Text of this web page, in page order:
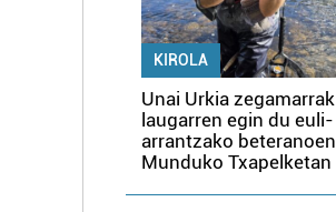
KIROLA
Unai Urkia zegamarrak
laugarren egin du euli-
arrantzako beteranoen
Munduko Txapelketan